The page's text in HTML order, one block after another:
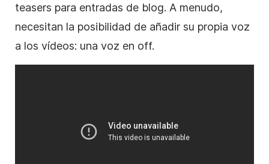
teasers para entradas de blog. A menudo,
necesitan la posibilidad de añadir su propia voz
a los vídeos: una voz en off.